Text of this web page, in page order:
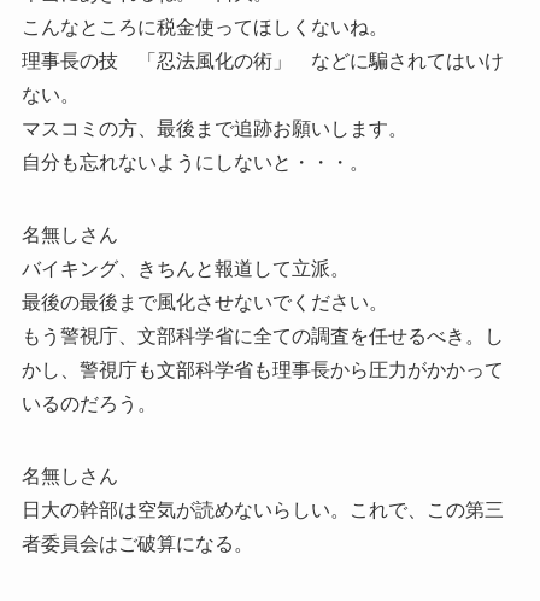
こんなところに税金使ってほしくないね。
理事長の技 「忍法風化の術」 などに騙されてはいけ
ない。
マスコミの方、最後まで追跡お願いします。
自分も忘れないようにしないと・・・。
名無しさん
バイキング、きちんと報道して立派。
最後の最後まで風化させないでください。
もう警視庁、文部科学省に全ての調査を任せるべき。し
かし、警視庁も文部科学省も理事長から圧力がかかって
いるのだろう。
名無しさん
日大の幹部は空気が読めないらしい。これで、この第三
者委員会はご破算になる。